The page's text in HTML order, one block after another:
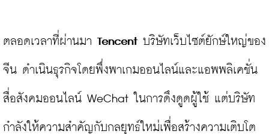
ตลอดเวลาที่ผ่านมา Tencent บริษัทเว็บไซต์ยักษ์ใหญ่ของ
จีน ดำเนินธุรกิจโดยพึ่งพาเกมออนไลน์และแอพพลิเคชั่น
สื่อสังคมออนไลน์ WeChat ในการดึงดูดผู้ใช้ แต่บริษัท
กำลังให้ความสำคัญกับกลยุทธ์ใหม่เพื่อสร้างความเติบโต